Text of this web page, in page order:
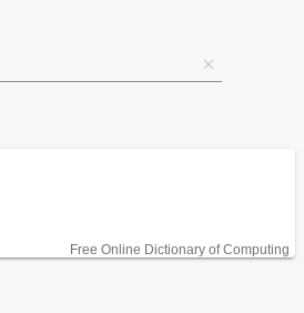
Free Online Dictionary of Computing